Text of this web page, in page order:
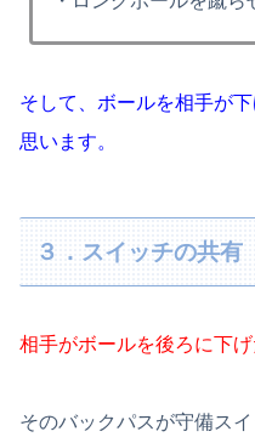
そして、ボールを相手が
思います。
３．スイッチの共有
相手がボールを後ろに下げ
そのバックパスが守備ス